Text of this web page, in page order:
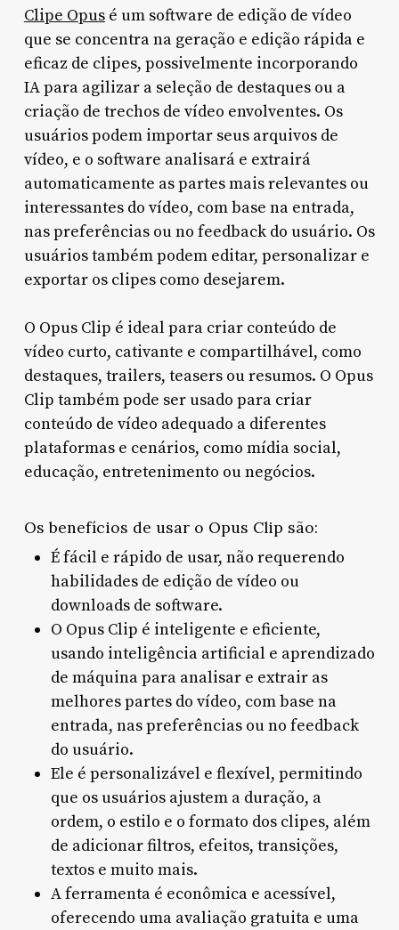
Clipe Opusé um software de edição de vídeo
que se concentra na geração e edição rápida e
eficaz de clipes, possivelmente incorporando
IA para agilizar a seleção de destaques ou a
criação de trechos de vídeo envolventes. Os
usuários podem importar seus arquivos de
vídeo, e o software analisará e extrairá
automaticamente as partes mais relevantes ou
interessantes do vídeo, com base na entrada,
nas preferências ou no feedback do usuário. Os
usuários também podem editar, personalizar e
exportar os clipes como desejarem.
O Opus Clip é ideal para criar conteúdo de
vídeo curto, cativante e compartilhável, como
destaques, trailers, teasers ou resumos. O Opus
Clip também pode ser usado para criar
conteúdo de vídeo adequado a diferentes
plataformas e cenários, como mídia social,
educação, entretenimento ou negócios.
Os benefícios de usar o Opus Clip são:
É fácil e rápido de usar, não requerendo
habilidades de edição de vídeo ou
downloads de software.
O Opus Clip é inteligente e eficiente,
usando inteligência artificial e aprendizado
de máquina para analisar e extrair as
melhores partes do vídeo, com base na
entrada, nas preferências ou no feedback
do usuário.
Ele é personalizável e flexível, permitindo
que os usuários ajustem a duração, a
ordem, o estilo e o formato dos clipes, além
de adicionar filtros, efeitos, transições,
textos e muito mais.
A ferramenta é econômica e acessível,
oferecendo uma avaliação gratuita e uma